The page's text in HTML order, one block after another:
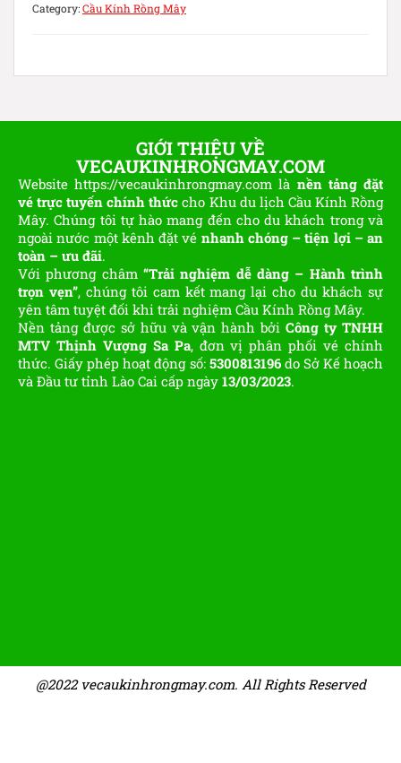
Category:Cầu Kính Rồng Mây
GIỚI THIỆU VỀ
VECAUKINHRONGMAY.COM
Website https://vecaukinhrongmay.com là nền tảng đặt
vé trực tuyến chính thức cho Khu du lịch Cầu Kính Rồng
Mây. Chúng tôi tự hào mang đến cho du khách trong và
ngoài nước một kênh đặt vé nhanh chóng – tiện lợi – an
toàn – ưu đãi.
Với phương châm “Trải nghiệm dễ dàng – Hành trình
trọn vẹn”, chúng tôi cam kết mang lại cho du khách sự
yên tâm tuyệt đối khi trải nghiệm Cầu Kính Rồng Mây.
Nền tảng được sở hữu và vận hành bởiCông ty TNHH
MTV Thịnh Vượng Sa Pa, đơn vị phân phối vé chính
thức. Giấy phép hoạt động số: 5300813196do Sở Kế hoạch
và Đầu tư tỉnh Lào Cai cấp ngày 13/03/2023.
@2022 vecaukinhrongmay.com. All Rights Reserved